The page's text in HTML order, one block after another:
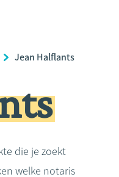
Jean Halflants
die je zoekt
welke notaris